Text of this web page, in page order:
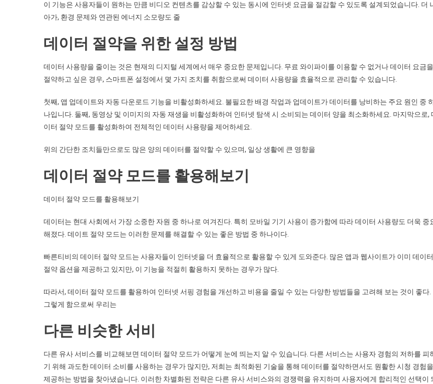
이 기능은 사용자들이 원하는 만큼 비디오 컨텐츠를 감상할 수 있는 동시에 인터넷 요금을 절감할 수 있도록 설계되었습니다. 더
아가, 환경 문제와 연관된 에너지 소모량도 줄
데이터 절약을 위한 설정 방법
데이터 사용량을 줄이는 것은 현재의 디지털 세계에서 매우 중요한 문제입니다. 무료 와이파이를 이용할 수 없거나 데이터 요금을
절약하고 싶은 경우, 스마트폰 설정에서 몇 가지 조치를 취함으로써 데이터 사용량을 효율적으로 관리할 수 있습니다.
첫째, 앱 업데이트와 자동 다운로드 기능을 비활성화하세요. 불필요한 배경 작업과 업데이트가 데이터를 낭비하는 주요 원인 중
나입니다. 둘째, 동영상 및 이미지의 자동 재생을 비활성화하여 인터넷 탐색 시 소비되는 데이터 양을 최소화하세요. 마지막으로,
이터 절약 모드를 활성화하여 전체적인 데이터 사용량을 제어하세요.
위의 간단한 조치들만으로도 많은 양의 데이터를 절약할 수 있으며, 일상 생활에 큰 영향을
데이터 절약 모드를 활용해보기
데이터 절약 모드를 활용해보기
데이터는 현대 사회에서 가장 소중한 자원 중 하나로 여겨진다. 특히 모바일 기기 사용이 증가함에 따라 데이터 사용량도 더욱 중
해졌다. 데이트 절약 모드는 이러한 문제를 해결할 수 있는 좋은 방법 중 하나이다.
빠른티비의 데이터 절약 모드는 사용자들이 인터넷을 더 효율적으로 활용할 수 있게 도와준다. 많은 앱과 웹사이트가 이미 데이터
절약 옵션을 제공하고 있지만, 이 기능을 적절히 활용하지 못하는 경우가 많다.
따라서, 데이터 절약 모드를 활용하여 인터넷 서핑 경험을 개선하고 비용을 줄일 수 있는 다양한 방법들을 고려해 보는 것이 좋다.
그렇게 함으로써 우리는
다른 비슷한 서비
다른 유사 서비스를 비교해보면 데이터 절약 모드가 어떻게 눈에 띄는지 알 수 있습니다. 다른 서비스는 사용자 경험의 저하를 피
기 위해 과도한 데이터 소비를 사용하는 경우가 많지만, 저희는 최적화된 기술을 통해 데이터를 절약하면서도 원활한 시청 경험을
제공하는 방법을 찾아냈습니다. 이러한 차별화된 전략은 다른 유사 서비스와의 경쟁력을 유지하며 사용자에게 합리적인 선택이